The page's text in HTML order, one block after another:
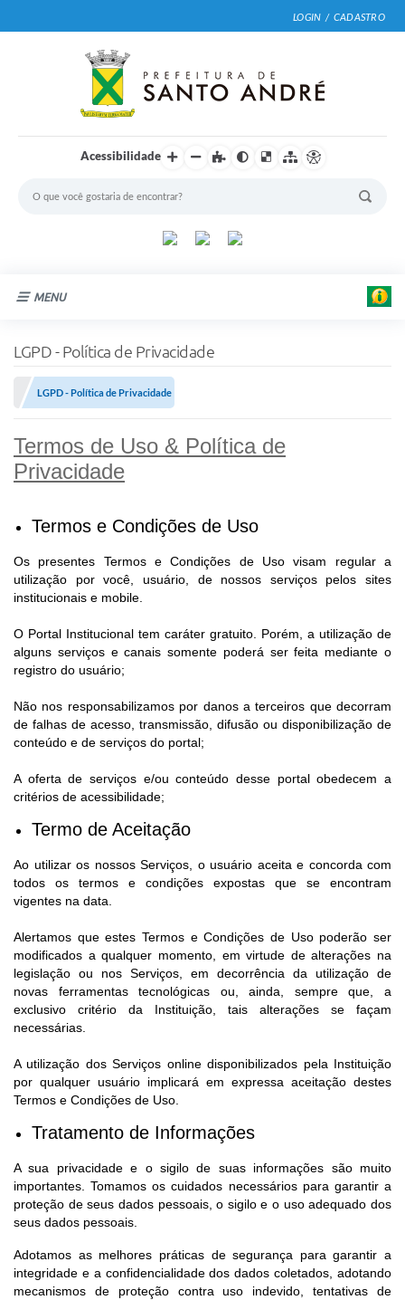
LOGIN / CADASTRO
Acessibilidade
MENU
Portal de Serviços
Transparência
Ônibus
Contratos
Sabina
Fale Conosco
Iluminação Pública
IPTU 2025
Legislação
Lei de acesso à informação
Lista de Comorbidades
Mobilidade Urbana Sustentável
Ouvidoria da Cidade
Parque Escola
SIC
Sistema Colab
Autarquias
LGPD - Política de Privacidade
LGPD - Política de Privacidade
Termos de Uso & Política de
Privacidade
Termos e Condições de Uso
Os presentes Termos e Condições de Uso visam regular a
utilização por você, usuário, de nossos serviços pelos sites
institucionais e mobile.
O Portal Institucional tem caráter gratuito. Porém, a utilização de
alguns serviços e canais somente poderá ser feita mediante o
registro do usuário;
Não nos responsabilizamos por danos a terceiros que decorram
de falhas de acesso, transmissão, difusão ou disponibilização de
conteúdo e de serviços do portal;
A oferta de serviços e/ou conteúdo desse portal obedecem a
critérios de acessibilidade;
Termo de Aceitação
Ao utilizar os nossos Serviços, o usuário aceita e concorda com
todos os termos e condições expostas que se encontram
vigentes na data.
Alertamos que estes Termos e Condições de Uso poderão ser
modificados a qualquer momento, em virtude de alterações na
legislação ou nos Serviços, em decorrência da utilização de
novas ferramentas tecnológicas ou, ainda, sempre que, a
exclusivo critério da Instituição, tais alterações se façam
necessárias.
A utilização dos Serviços online disponibilizados pela Instituição
por qualquer usuário implicará em expressa aceitação destes
Termos e Condições de Uso.
Tratamento de Informações
A sua privacidade e o sigilo de suas informações são muito
importantes. Tomamos os cuidados necessários para garantir a
proteção de seus dados pessoais, o sigilo e o uso adequado dos
seus dados pessoais.
Adotamos as melhores práticas de segurança para garantir a
integridade e a confidencialidade dos dados coletados, adotando
mecanismos de proteção contra uso indevido, tentativas de